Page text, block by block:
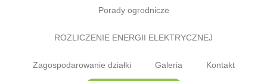
Porady ogrodnicze
ROZLICZENIE ENERGII ELEKTRYCZNEJ
Zagospodarowanie działki Galeria Kontakt